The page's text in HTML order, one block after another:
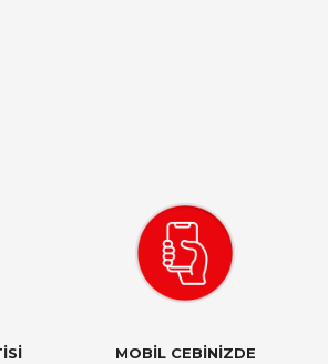
MOBİL CEBİNİZDE